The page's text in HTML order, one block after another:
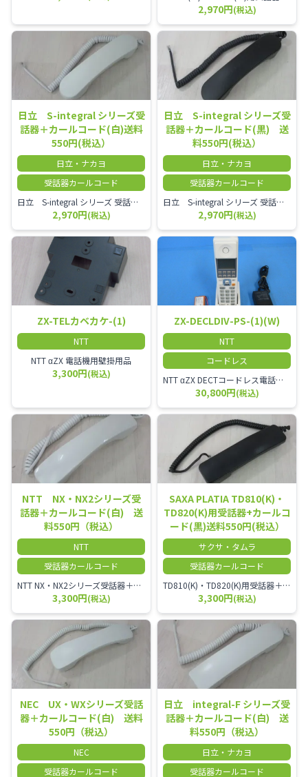
2,970円(税込)
日立 S-integral シリーズ受
話器＋カールコード(白)送料
550円(税込）
日立・ナカヨ
受話器カールコード
日立 S-integral シリーズ 受話器＋カールコード セット（白）／本商品は中古品となります。 写真では分かりにくいキズ・汚れなどの使用感があります。 経年変化で日焼けの色味が強くなる場合がございます。 予めご理解・ご了承頂きますようお願いいたします。
2,970円(税込)
日立 S-integral シリーズ受
話器＋カールコード(黒) 送
料550円(税込）
日立・ナカヨ
受話器カールコード
日立 S-integral シリーズ 受話器＋カールコード セット（黒）／本商品は中古品となります。 写真では分かりにくいキズ・汚れなどの使用感があります。 経年変化で日焼けの色味が強くなる場合がございます。 予めご理解・ご了承頂きますようお願いいたします。
2,970円(税込)
ZX-TELカベカケ-(1)
NTT
NTT αZX 電話機用壁掛用品
3,300円(税込)
ZX-DECLDIV-PS-(1)(W)
NTT
コードレス
NTT αZX DECTコードレス電話機(ダイバーシティ方式)
30,800円(税込)
NTT NX・NX2シリーズ受
話器＋カールコード(白) 送
料550円（税込）
NTT
受話器カールコード
NTT NX・NX2シリーズ受話器＋カールコード
3,300円(税込)
SAXA PLATIA TD810(K)・
TD820(K)用受話器+カールコ
ード(黒)送料550円(税込）
サクサ・タムラ
受話器カールコード
TD810(K)・TD820(K)用受話器＋カールコード セット／本商品は中古品となります。 写真では分かりにくいキズ・汚れなどの使用感があります。 予めご理解・ご了承頂きますようお願いいたします。
3,300円(税込)
NEC UX・WXシリーズ受話
器＋カールコード(白) 送料
550円（税込）
NEC
受話器カールコード
日立 integral-F シリーズ受
話器＋カールコード(白) 送
料550円（税込）
日立・ナカヨ
受話器カールコード